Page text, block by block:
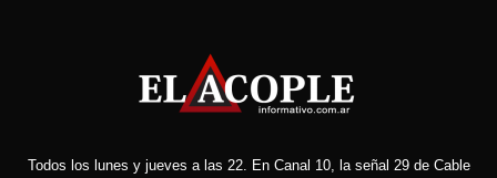
Todos los lunes y jueves a las 22. En Canal 10, la señal 29 de Cable